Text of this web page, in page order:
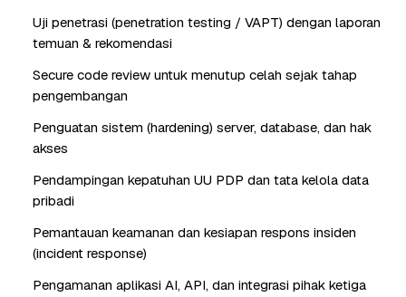
Uji penetrasi (penetration testing / VAPT) dengan laporan
temuan & rekomendasi
Secure code review untuk menutup celah sejak tahap
pengembangan
Penguatan sistem (hardening) server, database, dan hak
akses
Pendampingan kepatuhan UU PDP dan tata kelola data
pribadi
Pemantauan keamanan dan kesiapan respons insiden
(incident response)
Pengamanan aplikasi AI, API, dan integrasi pihak ketiga